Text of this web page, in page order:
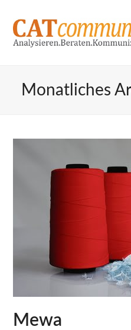
Monatliches
Mewa